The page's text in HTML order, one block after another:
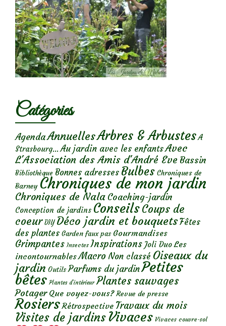
Catégories
AgendaAnnuellesArbres & Arbustes A
Strasbourg... Au jardin avec les enfantsAvec
L'Association des Amis d'André Eve Bassin
Bibliothèque Bonnes adresses Bulbes Chroniques de
Barney Chroniques de mon jardin
Chroniques de Nala Coaching-jardin
Conception de jardins ConseilsCoups de
coeur DIY Déco jardin et bouquetsFêtes
des plantes Garden faux pas Gourmandises
Grimpantes Insectes Inspirations Joli Duo Les
incontournables Macro Non classé Oiseaux du
jardin Outils Parfums du jardinPetites
bêtes Plantes d’intérieur Plantes sauvages
Potager Que voyez-vous? Revue de presse
Rosiers Rétrospective Travaux du mois
Visites de jardins Vivaces Vivaces couvre-sol